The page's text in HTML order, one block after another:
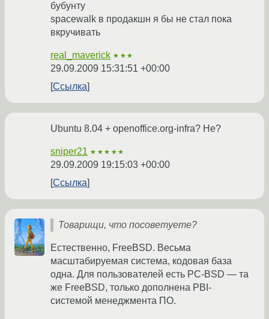
бубунту
spacewalk в продакшн я бы не стал пока
вкручивать
real_maverick ★★★
29.09.2009 15:31:51 +00:00
Ссылка
Ubuntu 8.04 + openoffice.org-infra? Не?
sniper21 ★★★★★
29.09.2009 19:15:03 +00:00
Ссылка
Товарищи, что посоветуете?
Естественно, FreeBSD. Весьма
масштабируемая система, кодовая база
одна. Для пользователей есть PC-BSD — та
же FreeBSD, только дополнена PBI-
системой менеджмента ПО.